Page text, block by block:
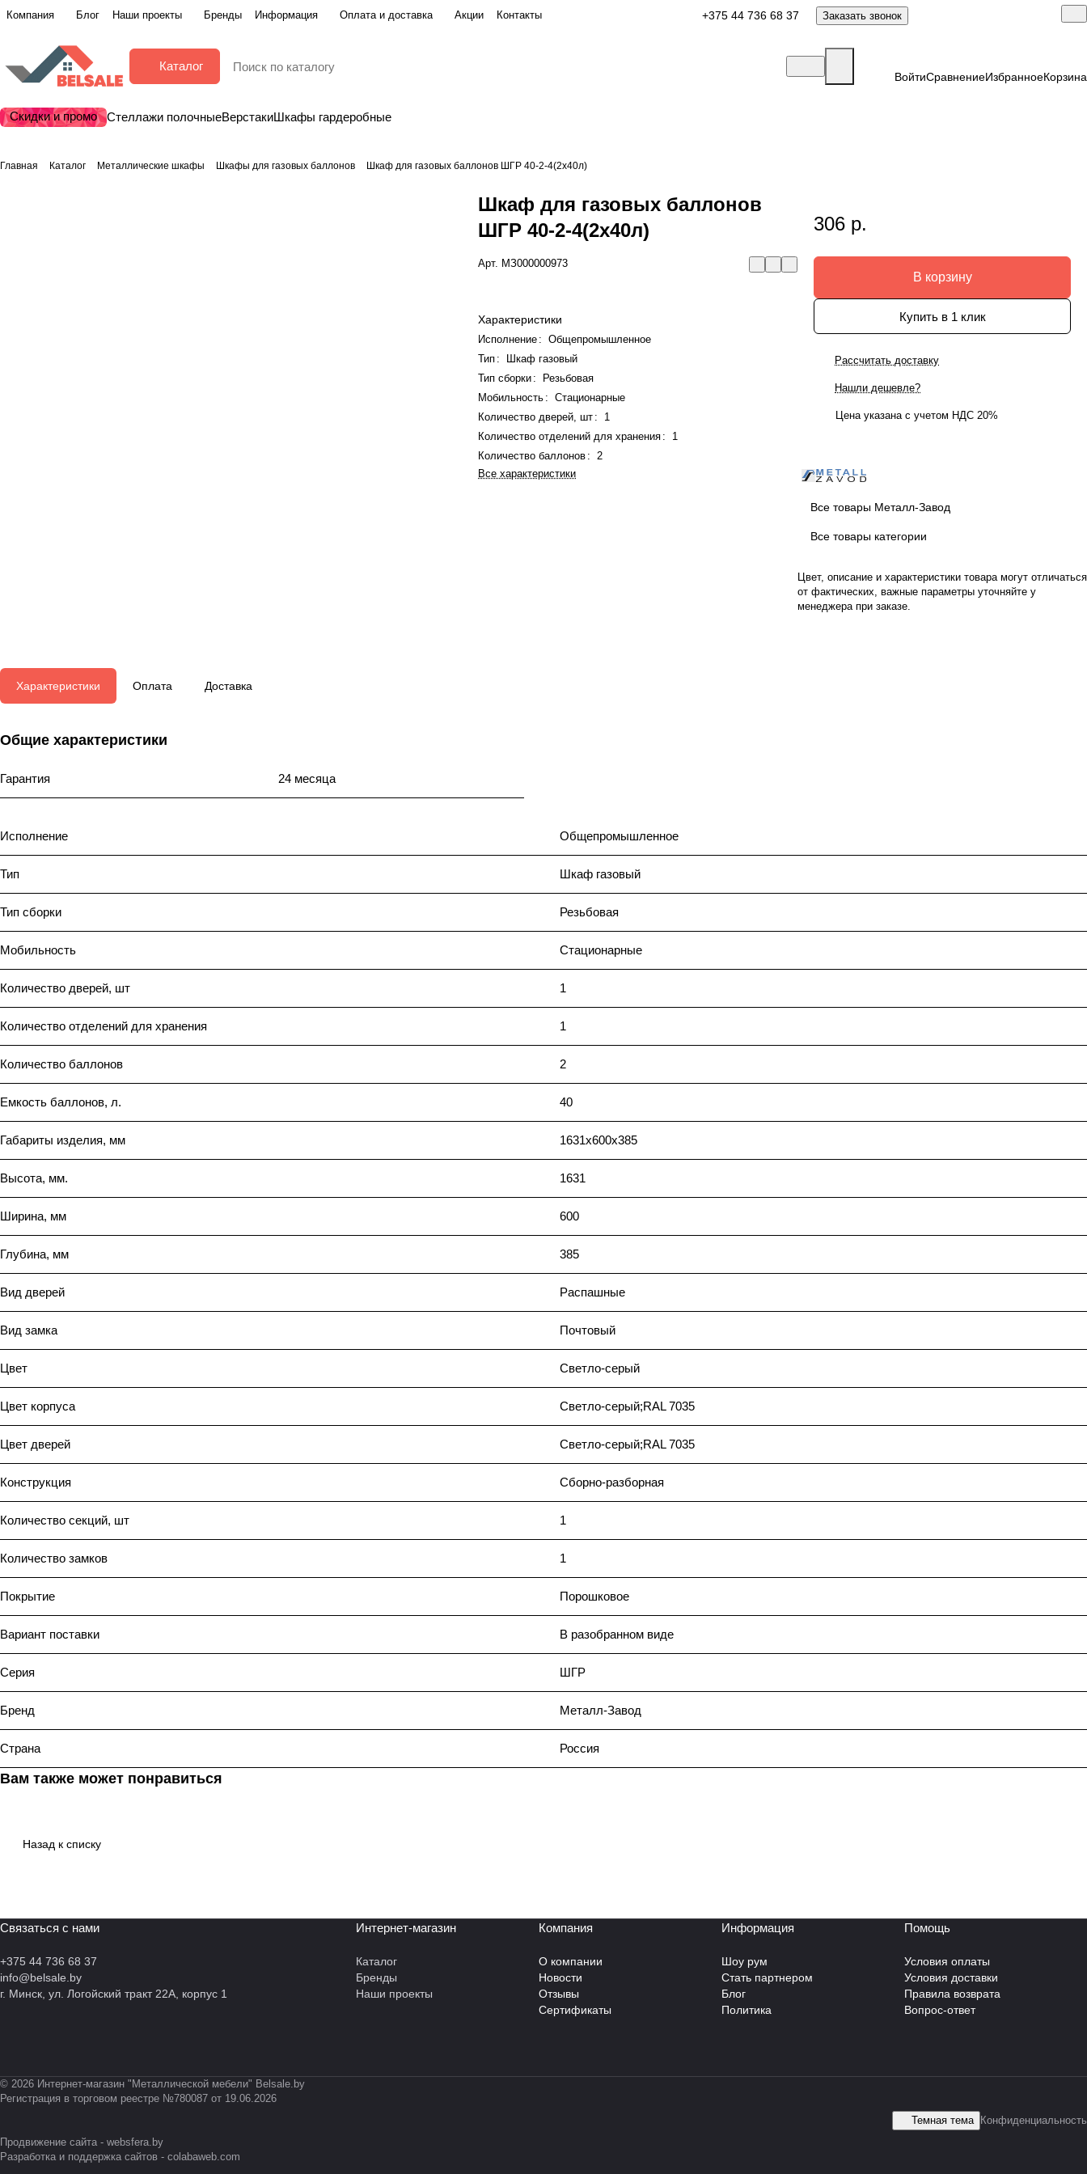
Компания Блог Наши проекты Бренды Информация Оплата и доставка Акции Контакты +375 44 736 68 37 Заказать звонок
Каталог
ВойтиСравнениеИзбранноеКорзина
Скидки и промо Стеллажи полочныеВерстакиШкафы гардеробные
Главная Каталог Металлические шкафы Шкафы для газовых баллонов Шкаф для газовых баллонов ШГР 40-2-4(2x40л)
Шкаф для газовых баллонов
ШГР 40-2-4(2x40л)
Арт. МЗ000000973
Характеристики
Исполнение :
Общепромышленное
Тип :
Шкаф газовый
Тип сборки:
Резьбовая
Мобильность :
Стационарные
Количество дверей, шт :
1
Количество отделений для хранения :
1
Количество баллонов :
2
Все характеристики
306 р.
В корзину
Купить в 1 клик
Рассчитать доставку
Нашли дешевле?
Цена указана с учетом НДС 20%
Все товары Металл-Завод
Все товары категории
Цвет, описание и характеристики товара могут отличаться
от фактических, важные параметры уточняйте у
менеджера при заказе.
Характеристики Оплата Доставка
Общие характеристики
Гарантия 24 месяца
Исполнение Общепромышленное
Тип Шкаф газовый
Тип сборки Резьбовая
Мобильность Стационарные
Количество дверей, шт 1
Количество отделений для хранения 1
Количество баллонов 2
Емкость баллонов, л. 40
Габариты изделия, мм 1631x600x385
Высота, мм. 1631
Ширина, мм 600
Глубина, мм 385
Вид дверей Распашные
Вид замка Почтовый
Цвет Светло-серый
Цвет корпуса Светло-серый;RAL 7035
Цвет дверей Светло-серый;RAL 7035
Конструкция Сборно-разборная
Количество секций, шт 1
Количество замков 1
Покрытие Порошковое
Вариант поставки В разобранном виде
Серия ШГР
Бренд Металл-Завод
Страна Россия
Вам также может понравиться
Назад к списку
Связаться с нами
+375 44 736 68 37
info@belsale.by
г. Минск, ул. Логойский тракт 22А, корпус 1
Интернет-магазин
Каталог
Бренды
Наши проекты
Компания
О компании
Новости
Отзывы
Сертификаты
Информация
Шоу рум
Стать партнером
Блог
Политика
Помощь
Условия оплаты
Условия доставки
Правила возврата
Вопрос-ответ
© 2026 Интернет-магазин "Металлической мебели" Belsale.by
Регистрация в торговом реестре №780087 от 19.06.2026
Продвижение сайта - websfera.by
Разработка и поддержка сайтов - colabaweb.com
Темная тема Конфиденциальность